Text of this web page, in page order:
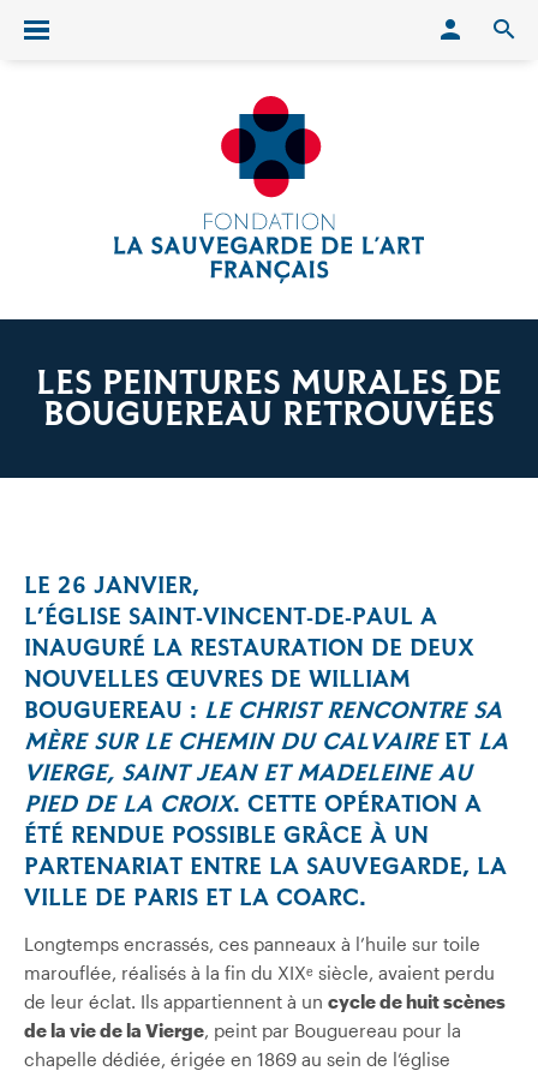
Ouvrir/fermer le menu
LES PEINTURES MURALES DE
BOUGUEREAU RETROUVÉES
LE 26 JANVIER,
L’ÉGLISE SAINT‑VINCENT‑DE‑PAUL A
INAUGURÉ LA RESTAURATION DE DEUX
NOUVELLES ŒUVRES DE WILLIAM
BOUGUEREAU : LE CHRIST RENCONTRE SA
MÈRE SUR LE CHEMIN DU CALVAIREET LA
VIERGE, SAINT JEAN ET MADELEINE AU
PIED DE LA CROIX. CETTE OPÉRATION A
ÉTÉ RENDUE POSSIBLE GRÂCE À UN
PARTENARIAT ENTRE LA SAUVEGARDE, LA
VILLE DE PARIS ET LA COARC.
Longtemps encrassés, ces panneaux à l’huile sur toile
marouflée, réalisés à la fin du XIXᵉ siècle, avaient perdu
de leur éclat. Ils appartiennent à un cycle de huit scènes
de la vie de la Vierge, peint par Bouguereau pour la
chapelle dédiée, érigée en 1869 au sein de l’église